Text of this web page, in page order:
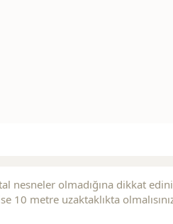
nesneler olmadığına dikkat
10 metre uzaktaklıkta